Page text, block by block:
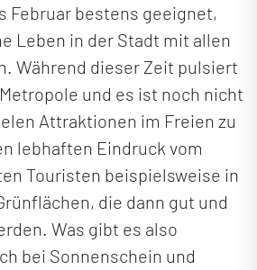
Februar bestens geeignet,
Leben in der Stadt mit allen
Während dieser Zeit pulsiert
und es ist noch nicht
Attraktionen im Freien zu
lebhaften Eindruck vom
Touristen beispielsweise in
die dann gut und
Was gibt es also
bei Sonnenschein und